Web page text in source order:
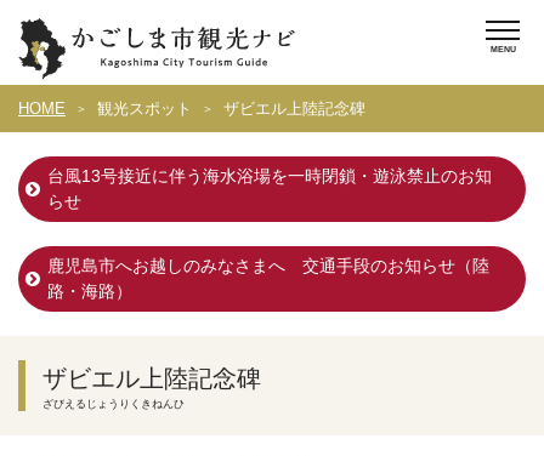
HOME 観光スポット ザビエル上陸記念碑
台風13号接近に伴う海水浴場を一時閉鎖・遊泳禁止のお知
らせ
鹿児島市へお越しのみなさまへ 交通手段のお知らせ（陸
路・海路）
ザビエル上陸記念碑
ざびえるじょうりくきねんひ